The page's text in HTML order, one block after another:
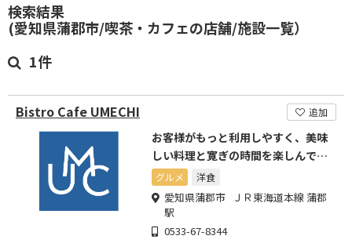
検索結果
(愛知県蒲郡市/喫茶・カフェの店舗/施設一覧）
1件
Bistro Cafe UMECHI 追加
お客様がもっと利用しやすく、美味
しい料理と寛ぎの時間を楽しんで頂
けるようにリニューアル実施
グルメ 洋食
愛知県蒲郡市 ＪＲ東海道本線 蒲郡
駅
0533-67-8344